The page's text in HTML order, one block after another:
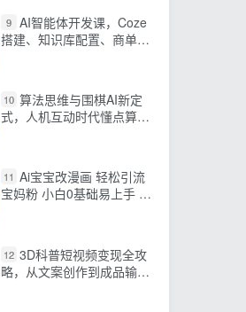
9 AI智能体开发课，Coze
搭建、知识库配置、商单变
10 算法思维与围棋AI新定
式，人机互动时代懂点算法
11 Ai宝宝改漫画 轻松引流
宝妈粉 小白0基础易上手 单
12 3D科普短视频变现全攻
略，从文案创作到成品输